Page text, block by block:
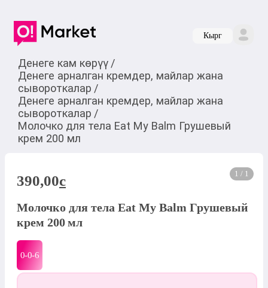
Кырг
Денеге кам көрүү /
Денеге арналган кремдер, майлар жана
сывороткалар /
Денеге арналган кремдер, майлар жана
сывороткалар /
Молочко для тела Eat My Balm Грушевый
крем 200 мл
1 / 1
390,00c
Молочко для тела Eat My Balm Грушевый
крем 200 мл
0-0-6